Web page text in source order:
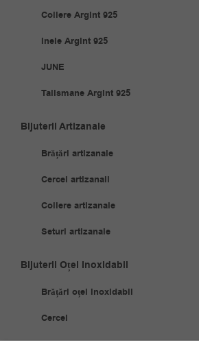
Coliere Argint 925
Inele Argint 925
JUNE
Talismane Argint 925
Bijuterii Artizanale
Brățări artizanale
Cercei artizanali
Coliere artizanale
Seturi artizanale
Bijuterii Oțel Inoxidabil
Brățări oțel inoxidabil
Cercei
Coliere